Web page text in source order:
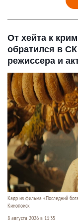
От хейта к
обратился в СК
режиссера и
Кадр из фильма «Последний
Кинопоиск
8 августа 2026 в 11:35